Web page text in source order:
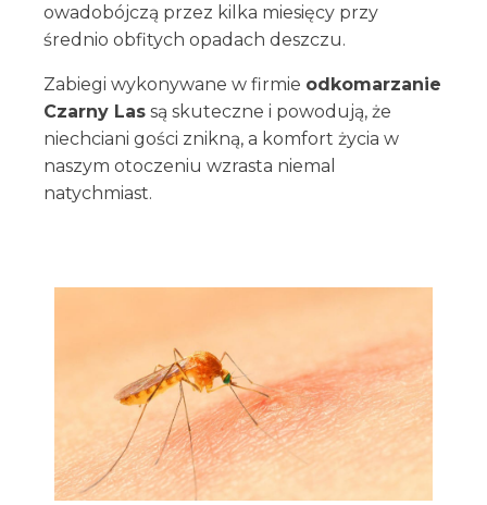
owadobójczą przez kilka miesięcy przy
średnio obfitych opadach deszczu.
Zabiegi wykonywane w firmie odkomarzanie
Czarny Las są skuteczne i powodują, że
niechciani gości znikną, a komfort życia w
naszym otoczeniu wzrasta niemal
natychmiast.